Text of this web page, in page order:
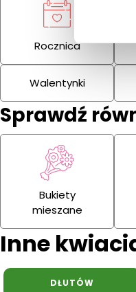
Rocznica
Walentynki
Sprawdź
Bukiety
mieszane
Inne
DŁUTÓW